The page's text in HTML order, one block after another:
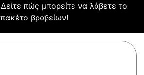
Δείτε πώς μπορείτε να λάβετε το
πακέτο βραβείων!